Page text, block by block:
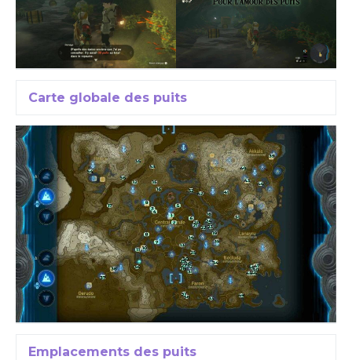
Carte globale des puits
Emplacements des puits